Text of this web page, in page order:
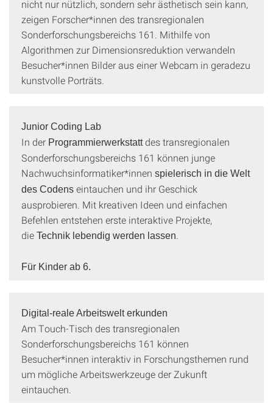
nicht nur nützlich, sondern sehr ästhetisch sein kann,
zeigen Forscher*innen des transregionalen
Sonderforschungsbereichs 161. Mithilfe von
Algorithmen zur Dimensionsreduktion verwandeln
Besucher*innen Bilder aus einer Webcam in geradezu
kunstvolle Porträts.
Junior Coding Lab
In der Programmierwerkstatt des transregionalen
Sonderforschungsbereichs 161 können junge
Nachwuchsinformatiker*innen spielerisch in die Welt
des Codens eintauchen und ihr Geschick
ausprobieren. Mit kreativen Ideen und einfachen
Befehlen entstehen erste interaktive Projekte,
die Technik lebendig werden lassen
Für Kinder ab 6.
Digital-reale Arbeitswelt erkunden
Am Touch-Tisch des transregionalen
Sonderforschungsbereichs 161 können
Besucher*innen interaktiv in Forschungsthemen rund
um mögliche Arbeitswerkzeuge der Zukunft
eintauchen.